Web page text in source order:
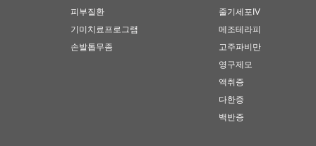
피부질환
기미치료프로그램
손발톱무좀
줄기세포IV
메조테라피
고주파비만
영구제모
액취증
다한증
백반증